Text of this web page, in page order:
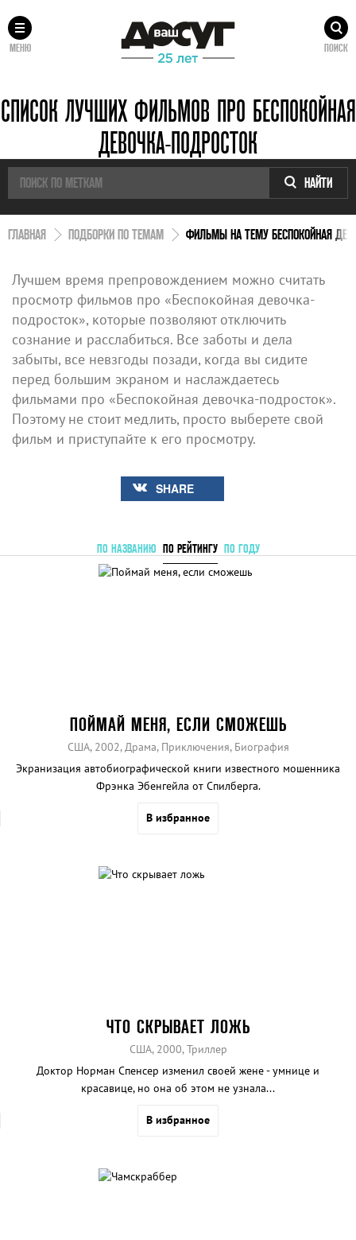
МЕНЮ ПОИСК
СПИСОК ЛУЧШИХ ФИЛЬМОВ ПРО БЕСПОКОЙНАЯ
ДЕВОЧКА-ПОДРОСТОК
НАЙТИ
ГЛАВНАЯ ПОДБОРКИ ПО ТЕМАМ ФИЛЬМЫ НА ТЕМУ БЕСПОКОЙНАЯ
Лучшем время препровождением можно считать
просмотр фильмов про «Беспокойная девочка-
подросток», которые позволяют отключить
сознание и расслабиться. Все заботы и дела
забыты, все невзгоды позади, когда вы сидите
перед большим экраном и наслаждаетесь
фильмами про «Беспокойная девочка-подросток».
Поэтому не стоит медлить, просто выберете свой
фильм и приступайте к его просмотру.
SHARE
ПО НАЗВАНИЮ ПО РЕЙТИНГУ ПО ГОДУ
ПОЙМАЙ МЕНЯ, ЕСЛИ СМОЖЕШЬ
США, 2002, Драма, Приключения, Биография
Экранизация автобиографической книги известного мошенника
Фрэнка Эбенгейла от Спилберга.
В избранное
ЧТО СКРЫВАЕТ ЛОЖЬ
США, 2000, Триллер
Доктор Норман Спенсер изменил своей жене - умнице и
красавице, но она об этом не узнала...
В избранное